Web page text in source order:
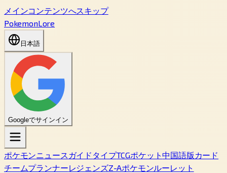
メインコンテンツへスキップ
PokemonLore
日本語
Googleでサインイン
ポケモンニュース ガイド タイプTCGポケット中国語版カード
チームプランナーレジェンズZ-Aポケモンルーレット